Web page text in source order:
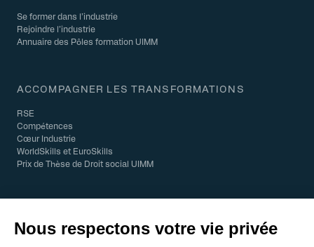
Se former dans l’industrie
Rejoindre l’industrie
Annuaire des Pôles formation UIMM
ACCOMPAGNER LES TRANSFORMATIONS
RSE
Compétences
Cœur Industrie
WorldSkills et EuroSkills
Prix de Thèse de Droit social UIMM